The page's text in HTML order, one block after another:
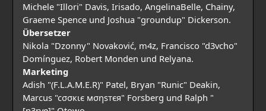
Michele "Illori" Davis, Irisado, AngelinaBelle, Chainy,
Graeme Spence und Joshua "groundup" Dickerson.
Übersetzer
Nikola "Dzonny" Novaković, m4z, Francisco "d3vcho"
Domínguez, Robert Monden und Relyana.
Marketing
Adish "(F.L.A.M.E.R)" Patel, Bryan "Runic" Deakin,
Marcus "cσσкιє мσηѕтєя" Forsberg und Ralph "